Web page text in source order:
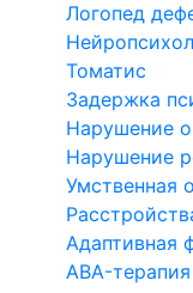
Логопед
Томатис
Задержка
Нарушение
Нарушение
Умственная
Адаптивная
ABA-терапия